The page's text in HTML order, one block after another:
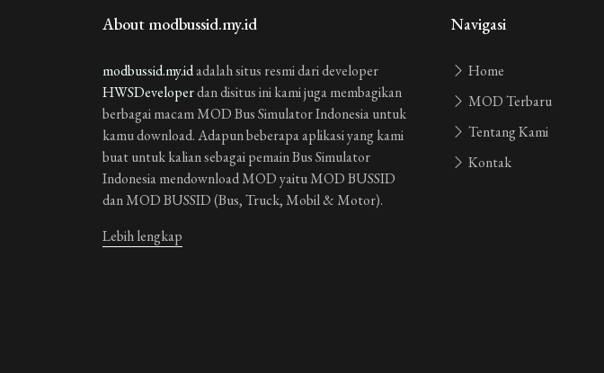
Guest_GEYIK 3 tahun yang lalu
Bagus banget bisa diangkat
Guest_VBXII 3 tahun yang lalu
bagus Banget
1 REPLIES
About modbussid.my.id
modbussid.my.idadalah situs resmi dari developer
HWSDeveloperdan disitus ini kami juga membagikan
berbagai macam MOD Bus Simulator Indonesia untuk
kamu download. Adapun beberapa aplikasi yang kami
buat untuk kalian sebagai pemain Bus Simulator
Indonesia mendownload MOD yaitu MOD BUSSID
dan MOD BUSSID (Bus, Truck, Mobil & Motor).
Lebih lengkap
Navigasi
Home
MOD Terbaru
Tentang Kami
Kontak